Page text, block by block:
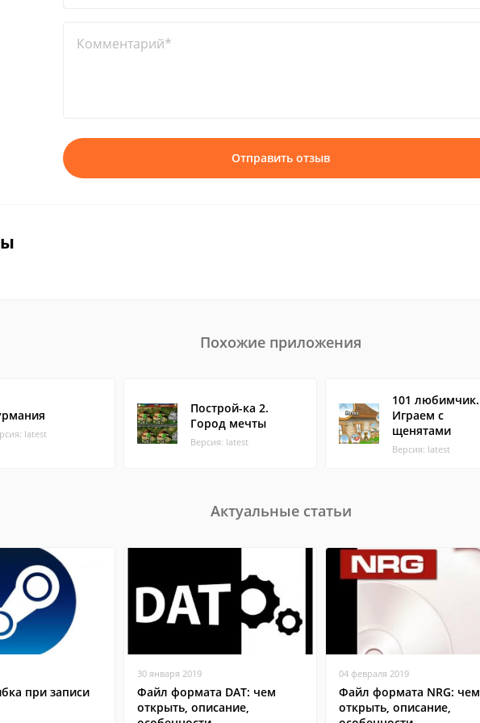
Комментарий*
Отправить отзыв
Похожие приложения
latest
Построй-ка 2.
Город мечты
Версия: latest
101 любимчик.
Играем с
щенятами
Версия: latest
Актуальные статьи
при записи
30 января 2019
Файл формата DAT: чем
открыть, описание,
04 февраля 2019
Файл формата NRG: чем
открыть, описание,